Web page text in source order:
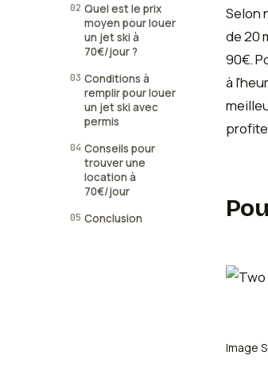
02 Quel est le prix
moyen pour louer
un jet ski à
70€/jour ?
03 Conditions à
remplir pour louer
un jet ski avec
permis
04 Conseils pour
trouver une
location à
70€/jour
05 Conclusion
Selon
de 20
90€.
à
Image